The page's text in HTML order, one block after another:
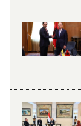
11:44 07-08-2026
Turistët e huaj:
surprizoi me
dhe çmimet e
Hapet për qarkullim
segment i
punimet në